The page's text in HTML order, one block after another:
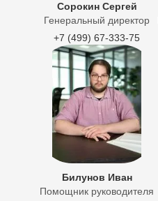
Сорокин Сергей
Генеральный директор
+7 (499) 67-333-75
Билунов Иван
Помощник руководителя